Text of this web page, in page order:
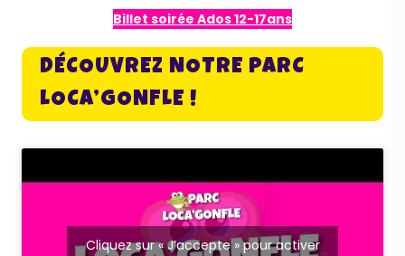
Billet soirée Ados 12-17ans
DÉCOUVREZ NOTRE PARC
LOCA’GONFLE !
Cliquez sur « J’accepte » pour activer